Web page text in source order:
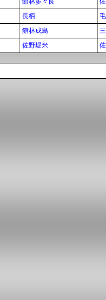
長柄
館林成島
佐野堀米